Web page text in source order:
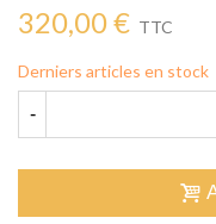
320,00 € TTC
Derniers articles en stock
-